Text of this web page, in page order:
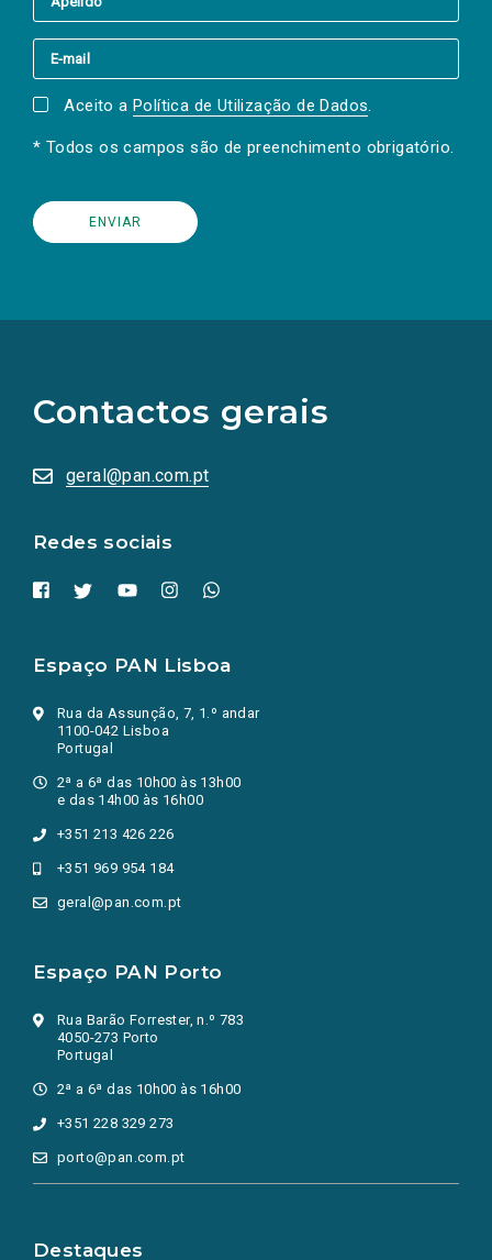
Aceito a Política de Utilização de Dados.
* Todos os campos são de preenchimento obrigatório.
Contactos gerais
geral@pan.com.pt
Redes sociais
redes
sociais
numa
nova
Espaço PAN Lisboa
Rua da Assunção, 7, 1.º andar
1100-042 Lisboa
Portugal
2ª a 6ª das 10h00 às 13h00
e das 14h00 às 16h00
+351 213 426 226
+351 969 954 184
geral@pan.com.pt
Espaço PAN Porto
Rua Barão Forrester, n.º 783
4050-273 Porto
Portugal
2ª a 6ª das 10h00 às 16h00
+351 228 329 273
porto@pan.com.pt
Destaques